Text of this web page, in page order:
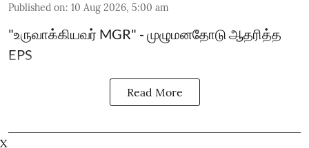
Published on: 10 Aug 2026, 5:00 am
"உருவாக்கியவர் MGR" - முழுமனதோடு ஆதரித்த
EPS
Read More
X